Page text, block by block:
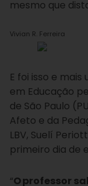
mesmo que
Vivian R. Ferreira
E foi isso e
em Educação
de São Paulo
Afeto e da
LBV, Suelí
primeiro dia de
“O professor